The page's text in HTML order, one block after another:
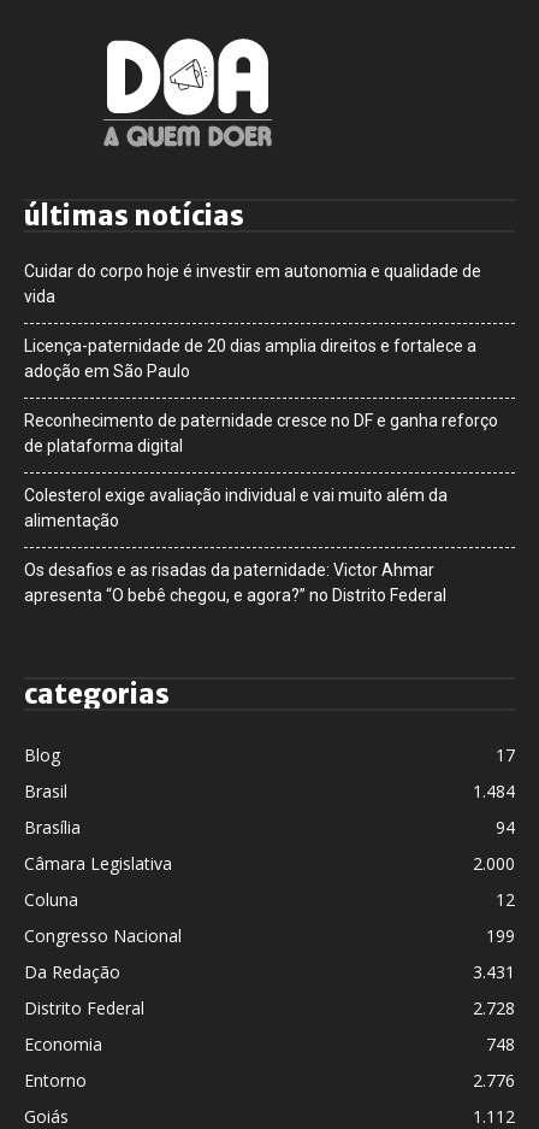
últimas notícias
Cuidar do corpo hoje é investir em autonomia e qualidade de
vida
Licença-paternidade de 20 dias amplia direitos e fortalece a
adoção em São Paulo
Reconhecimento de paternidade cresce no DF e ganha reforço
de plataforma digital
Colesterol exige avaliação individual e vai muito além da
alimentação
Os desafios e as risadas da paternidade: Victor Ahmar
apresenta “O bebê chegou, e agora?” no Distrito Federal
categorias
Blog
17
Brasil
1.484
Brasília
94
Câmara Legislativa
2.000
Coluna
12
Congresso Nacional
199
Da Redação
3.431
Distrito Federal
2.728
Economia
748
Entorno
2.776
Goiás
1.112